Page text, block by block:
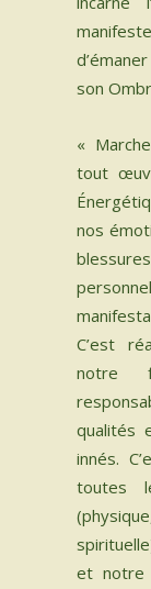
son
«
tout
nos
C’est
notre
qualités
innés.
toutes
et notre